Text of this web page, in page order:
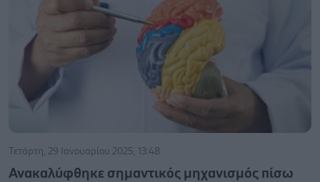
Τετάρτη, 29 Ιανουαρίου 2025, 13:48
Ανακαλύφθηκε σημαντικός μηχανισμός πίσω